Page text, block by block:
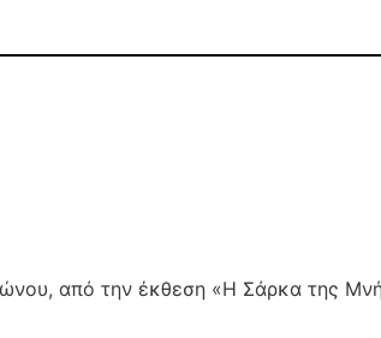
από την έκθεση «H Σάρκα της